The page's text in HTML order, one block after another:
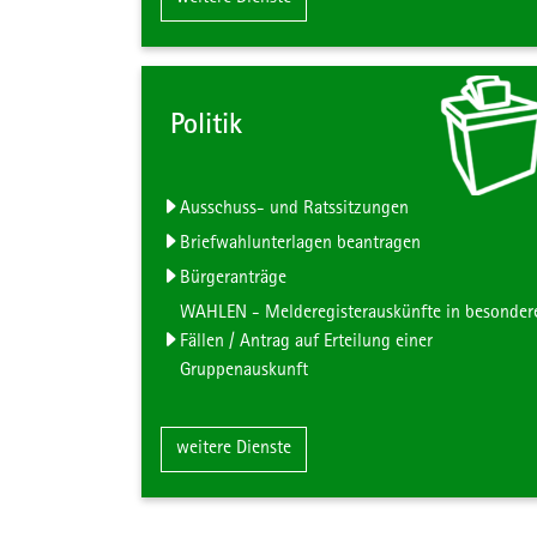
Politik
Ausschuss- und Ratssitzungen
Briefwahlunterlagen beantragen
Bürgeranträge
WAHLEN - Melderegisterauskünfte in
Fällen / Antrag auf Erteilung einer
Gruppenauskunft
weitere DiensteZum Inhalt der Kachel "Politik"